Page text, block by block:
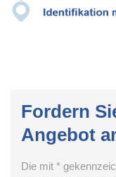
Fordern
Angebot
Die mit *